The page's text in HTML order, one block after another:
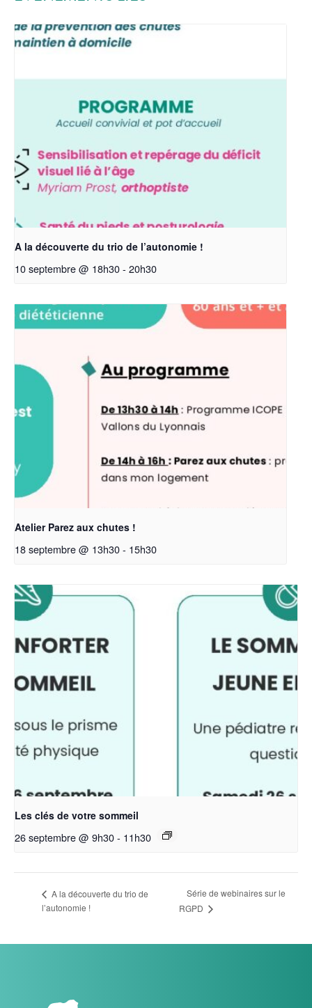
A la découverte du trio de l’autonomie !
10 septembre @ 18h30- 20h30
Atelier Parez aux chutes !
18 septembre @ 13h30- 15h30
Les clés de votre sommeil
26 septembre @ 9h30- 11h30
A la découverte du trio de
l’autonomie !
Série de webinaires sur le
RGPD